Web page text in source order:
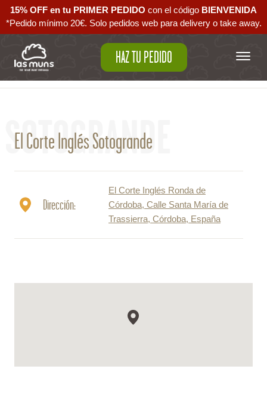
15% OFF en tu PRIMER PEDIDO con el código ‪ BIENVENIDA‬
*Pedido mínimo 20€. Solo pedidos web para delivery o take away.
HAZ TU PEDIDO
Volver al mapa
SOTOGRANDE
El Corte Inglés Sotogrande
Dirección:
El Corte Inglés Ronda de
Córdoba, Calle Santa María de
Trassierra, Córdoba, España